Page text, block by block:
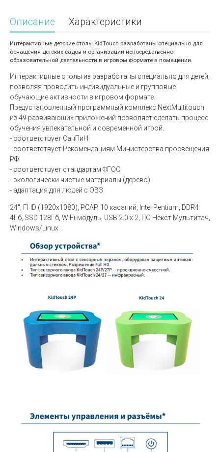
Описание Характеристики
Интерактивные детские столы KidTouch разработаны специально для
оснащения детских садов и организации непосредственно
образовательной деятельности в игровом формате в помещении.
Интерактивные столы из разработаны специально для детей,
позволяя проводить индивидуальные и групповые
обучающие активности в игровом формате.
Предустановленный программный комплекс NextMultitouch
из 49 развивающих приложений позволяет сделать процесс
обучения увлекательной и современной игрой.
- соответствует СанПиН
- соответствует Рекомендациям Министерства просвещения
РФ
- соответствует стандартам ФГОС
- экологически чистые материалы (дерево)
- адаптация для людей с ОВЗ
24", FHD (1920х1080), PCAP, 10 касаний, Intel Pentium, DDR4
4Гб, SSD 128Гб, WiFi-модуль, USB 2.0 х 2, ПО Некст Мультитач,
Windows/Linux